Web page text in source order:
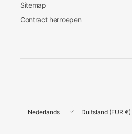
Sitemap
Contract herroepen
Land/regio
Land/regio